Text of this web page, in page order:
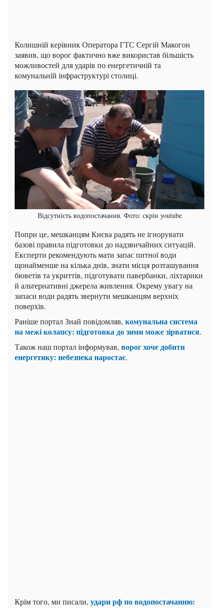
Колишній керівник Оператора ГТС Сергій Макогон
заявив, що ворог фактично вже використав більшість
можливостей для ударів по енергетичній та
комунальній інфраструктурі столиці.
Відсутність водопостачання. Фото: скрін youtube
Попри це, мешканцям Києва радять не ігнорувати
базові правила підготовки до надзвичайних ситуацій.
Експерти рекомендують мати запас питної води
щонайменше на кілька днів, знати місця розташування
бюветів та укриттів, підготувати павербанки, ліхтарики
й альтернативні джерела живлення. Окрему увагу на
запаси води радять звернути мешканцям верхніх
поверхів.
Раніше портал Знай повідомляв, комунальна система
на межі колапсу: підготовка до зими може зірватися.
Також наш портал інформував, ворог хоче добити
енергетику: небезпека наростає.
Крім того, ми писали, удари рф по водопостачанню: